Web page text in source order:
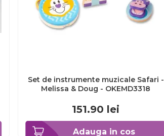
Adauga in cos
Set de instrumente muzicale Safari -
Melissa & Doug - OKEMD3318
151.90 lei